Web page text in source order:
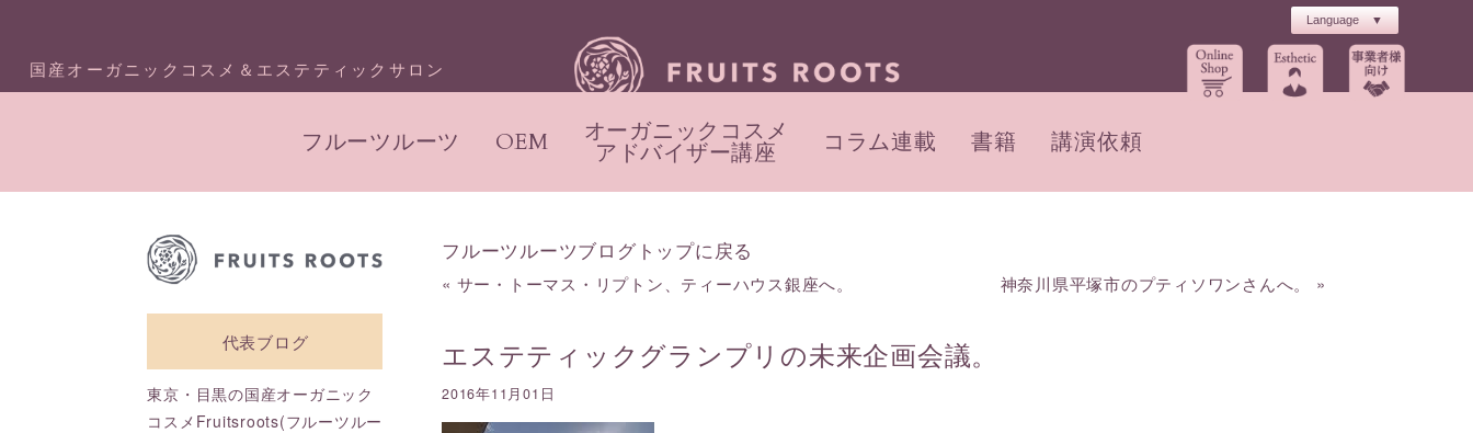
国産オーガニックコスメ＆エステティックサロン
フルーツルーツ OEM オーガニックコスメ
アドバイザー講座 コラム連載 書籍 講演依頼
フルーツルーツブログトップに戻る
« サー・トーマス・リプトン、ティーハウス銀座へ。 神奈川県平塚市のプティソワンさんへ。 »
エステティックグランプリの未来企画会議。
2016年11月01日
代表ブログ
東京・目黒の国産オーガニック
コスメFruitsroots(フルーツルー